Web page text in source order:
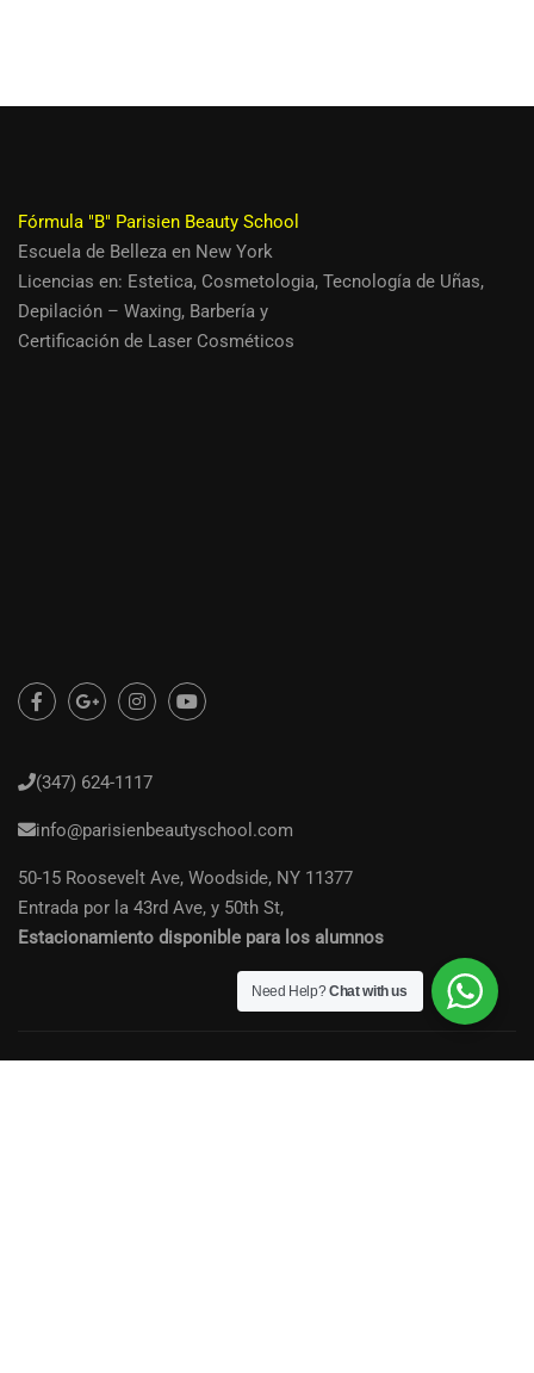
Fórmula "B" Parisien Beauty School
Escuela de Belleza en New York
Licencias en: Estetica, Cosmetologia, Tecnología de Uñas,
Depilación – Waxing, Barbería y
Certificación de Laser Cosméticos
(347) 624-1117
info@parisienbeautyschool.com
50-15 Roosevelt Ave, Woodside, NY 11377
Entrada por la 43rd Ave, y 50th St,
Estacionamiento disponible para los alumnos
Need Help?Chat with us